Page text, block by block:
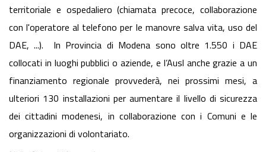
territoriale e ospedaliero (chiamata precoce, collaborazione
con l'operatore al telefono per le manovre salva vita, uso del
DAE, ...). In Provincia di Modena sono oltre 1.550 i DAE
collocati in luoghi pubblici o aziende, e l’Ausl anche grazie a un
finanziamento regionale provvederà, nei prossimi mesi, a
ulteriori 130 installazioni per aumentare il livello di sicurezza
dei cittadini modenesi, in collaborazione con i Comuni e le
organizzazioni di volontariato.